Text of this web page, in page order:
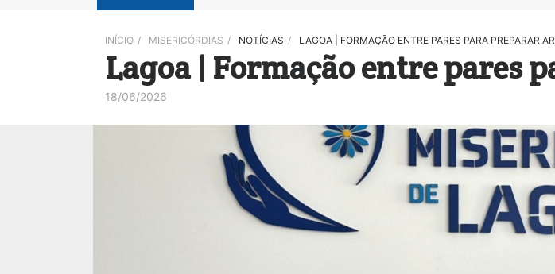
INÍCIO / MISERICÓRDIAS / NOTÍCIAS / LAGOA | FORMAÇÃO ENTRE PARES PARA PREPARAR
Lagoa | Formação entre pares
18/06/2026